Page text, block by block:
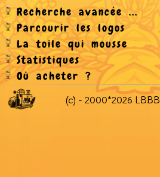
Recherche avancée ...
Parcourir les logos
La toile qui mousse
Statistiques
Où acheter ?
(c) - 2000*2026 LBBB